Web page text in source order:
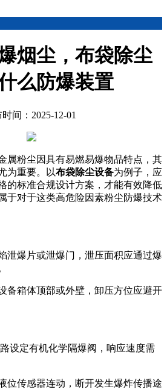
烟尘，布袋除尘
么防爆装置
间：2025-12-01
属粉尘因具有易燃易爆物品特点，其
为重要。以布袋除尘设备为例子，应
的标准合规设计方案，才能有效降低
于对于这类高危险因素粉尘防爆技术
泄爆片或泄爆门，泄压面积应通过爆
备箱体顶部或外壁，卸压方位应避开
设定有机化学隔爆阀，响应速度需
位传感器连动，断开发生爆炸传播途